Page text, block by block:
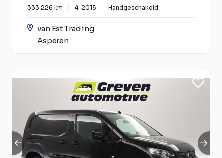
333.226 km 4-2015 Handgeschakeld
van Est Trading
Asperen